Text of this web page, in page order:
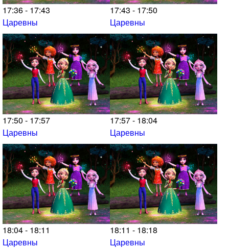
17:36 - 17:43
Царевны
17:43 - 17:50
Царевны
17:50 - 17:57
Царевны
17:57 - 18:04
Царевны
18:04 - 18:11
Царевны
18:11 - 18:18
Царевны